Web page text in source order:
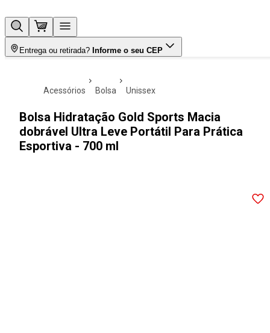
Entrega ou retirada? Informe o seu CEP
acessórios bolsa unissex
Bolsa Hidratação Gold Sports Macia
dobrável Ultra Leve Portátil Para Prática
Esportiva - 700 ml